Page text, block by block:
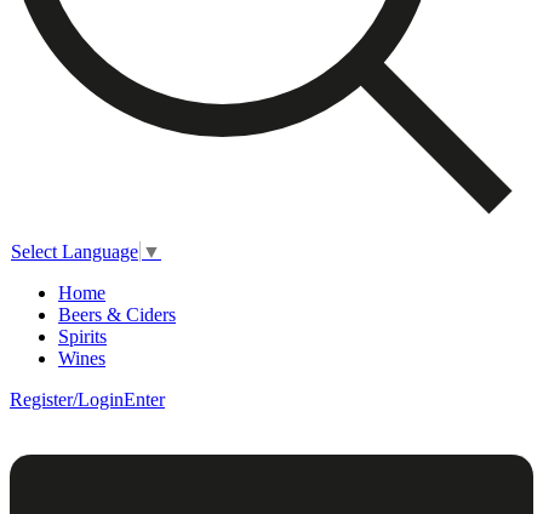
Select Language ▼
Home
Beers & Ciders
Spirits
Wines
Register/LoginEnter